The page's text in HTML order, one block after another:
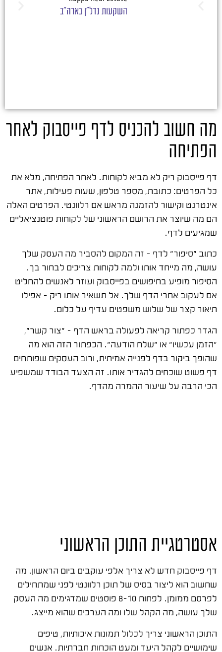
השקעות נדל"ן בארה"ב
מה חשוב להכניס לדף פייסבוק לאחר
הפתיחה
דף פייסבוק ריק לא מביא לקוחות. לאחר הפתיחה, מלא את
כל הפרטים: כתובת, מספר טלפון, שעות פעילות, אתר
אינטרנט וקישור להזמנה מראש אם רלוונטי. הפרטים האלה
הם מה שיוצר את הרושם הראשוני של לקוחות פוטנציאליים
שמגיעים לדף.
כתוב "סיפור" לדף – זה המקום להסביר מה העסק שלך
עושה, מה מייחד אותו ולמה לקוחות צריכים לבחור בך.
הסיפור מופיע בחיפושים בפייסבוק ועוזר לאנשים להחליט
אם לעקוב אחרי הדף שלך. אל תשאיר אותו ריק – אפילו
תיאור קצר של שלוש משפטים עדיף על כלום.
הגדר כפתור קריאה לפעולה בראש הדף – "צור קשר",
"הזמן עכשיו" או "שלח הודעה". הכפתור הזה הוא מה
שהופך ביקור בדף לפנייה אמיתית, ורוב העסקים שפותחים
דף פשוט שוכחים להגדיר אותו. זה הצעד הבודד שמשפיע
הכי הרבה על שיעור ההמרה מהדף.
אסטרטגיית התוכן הראשוני
דף פייסבוק חדש לא צריך אלפי עוקבים ביום הראשון. מה
שחשוב הוא ליצור בסיס של תוכן רלוונטי לפני שמתחילים
לפרסם ממומן. לפחות 8-10 פוסטים שמדגימים מה העסק
שלך עושה, מה הקהל שלו ומה הערכים שהוא מייצג.
התוכן הראשוני צריך לכלול תמונות איכותיות, טיפים
שימושיים לקהל היעד ומעט הוכחות חברתיות. אנשים